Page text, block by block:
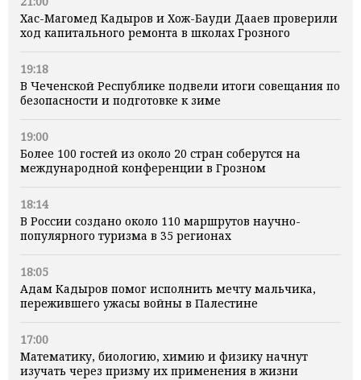
Хас-Магомед Кадыров и Хож-Бауди Дааев проверили
ход капитального ремонта в школах Грозного
19:18
В Чеченской Республике подвели итоги совещания по
безопасности и подготовке к зиме
19:00
Более 100 гостей из около 20 стран соберутся на
международной конференции в Грозном
18:14
В России создано около 110 маршрутов научно-
популярного туризма в 35 регионах
18:05
Адам Кадыров помог исполнить мечту мальчика,
пережившего ужасы войны в Палестине
17:00
Математику, биологию, химию и физику начнут
изучать через призму их применения в жизни